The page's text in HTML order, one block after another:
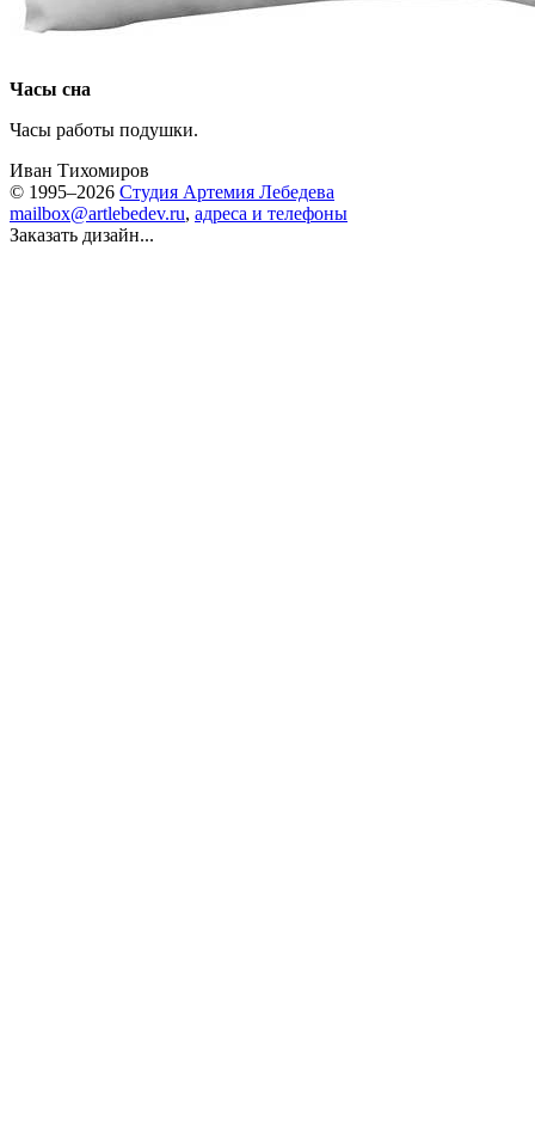
Часы сна
Часы работы подушки.
Иван Тихомиров
© 1995–2026 Студия Артемия Лебедева
mailbox@artlebedev.ru, адреса и телефоны
Заказать дизайн...